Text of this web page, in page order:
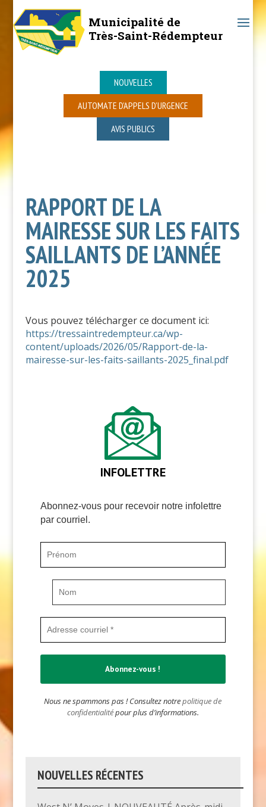
Municipalité de
Très-Saint-Rédempteur
NOUVELLES
AUTOMATE D’APPELS D’URGENCE
AVIS PUBLICS
RAPPORT DE LA
MAIRESSE SUR LES FAITS
SAILLANTS DE L’ANNÉE
2025
Vous pouvez télécharger ce document ici:
https://tressaintredempteur.ca/wp-
content/uploads/2026/05/Rapport-de-la-
mairesse-sur-les-faits-saillants-2025_final.pdf
INFOLETTRE
Abonnez-vous pour recevoir notre infolettre
par courriel.
Nous ne spammons pas ! Consultez notrepolitique de
confidentialitépour plus d’informations.
NOUVELLES RÉCENTES